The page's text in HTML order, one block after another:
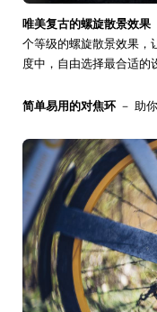
唯美复古的螺旋散景效果
个等级的螺旋散景效果，
度中，自由选择最合适的
简单易用的对焦环 － 助